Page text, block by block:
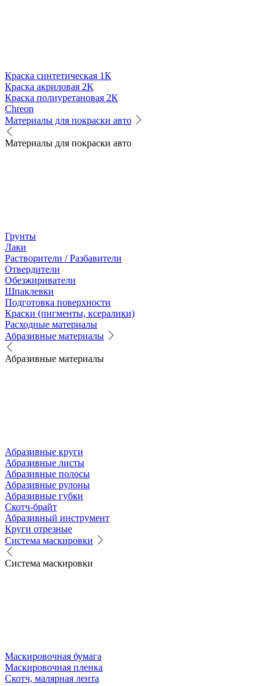
Краска синтетическая 1К
Краска акриловая 2К
Краска полиуретановая 2К
Chreon
Материалы для покраски авто
Материалы для покраски авто
Грунты
Лаки
Растворители / Разбавители
Отвердители
Обезжириватели
Шпаклевки
Подготовка поверхности
Краски (пигменты, ксералики)
Расходные материалы
Абразивные материалы
Абразивные материалы
Абразивные круги
Абразивные листы
Абразивные полосы
Абразивные рулоны
Абразивные губки
Скотч-брайт
Абразивный инструмент
Круги отрезные
Система маскировки
Система маскировки
Маскировочная бумага
Маскировочная пленка
Скотч, малярная лента